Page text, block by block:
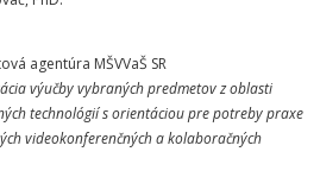
agentúra MŠVVaŠ SR
výučby vybraných predmetov z oblasti
technológií s orientáciou pre potreby praxe
videokonferenčných a kolaboračných